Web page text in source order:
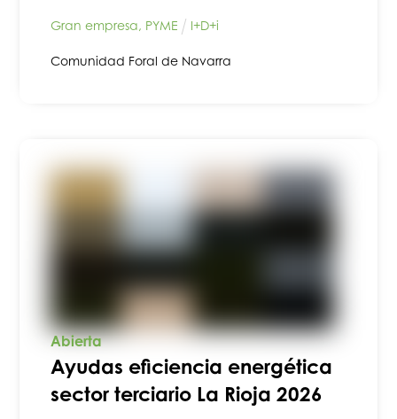
Gran empresa, PYME I+D+i
Comunidad Foral de Navarra
Abierta
Ayudas eficiencia energética
sector terciario La Rioja 2026